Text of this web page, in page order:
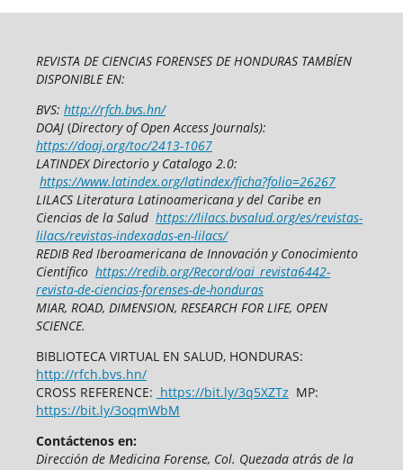
REVISTA DE CIENCIAS FORENSES DE HONDURAS TAMBÍEN
DISPONIBLE EN:
BVS: http://rfch.bvs.hn/
DOAJ(Directory of Open Access Journals):
https://doaj.org/toc/2413-1067
LATINDEX Directorio y Catalogo 2.0:
https://www.latindex.org/latindex/ficha?folio=26267
LILACS Literatura Latinoamericana y del Caribe en
Ciencias de la Salud https://lilacs.bvsalud.org/es/revistas-
lilacs/revistas-indexadas-en-lilacs/
REDIB Red Iberoamericana de Innovación y Conocimiento
Científico https://redib.org/Record/oai_revista6442-
revista-de-ciencias-forenses-de-honduras
MIAR, ROAD, DIMENSION, RESEARCH FOR LIFE, OPEN
SCIENCE.
BIBLIOTECA VIRTUAL EN SALUD, HONDURAS:
http://rfch.bvs.hn/
CROSS REFERENCE: https://bit.ly/3q5XZTz MP:
https://bit.ly/3oqmWbM
Contáctenos en:
Dirección de Medicina Forense, Col. Quezada atrás de la